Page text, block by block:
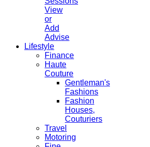
View
or
Add
Advise
Lifestyle
Finance
Haute
Couture
Gentleman's
Fashions
Fashion
Houses,
Couturiers
Travel
Motoring